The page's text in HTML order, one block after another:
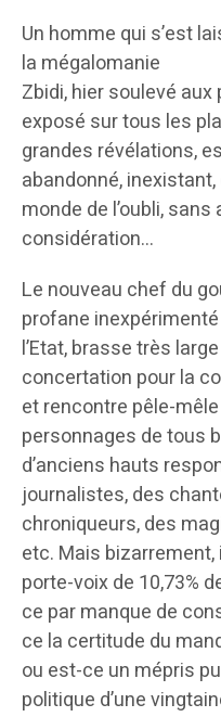
Un homme qui s’est
la mégalomanie
Zbidi, hier soulevé
exposé sur tous les
grandes révélations,
abandonné,
monde de l’oubli,
considération…
Le nouveau chef du
profane
l’Etat, brasse très
concertation pour la
et rencontre pêle-
personnages de tous
d’anciens hauts
journalistes, des
chroniqueurs, des
etc. Mais
porte-voix de 10,73%
ce par manque de
ce la certitude du
ou est-ce un mépris
politique d’une